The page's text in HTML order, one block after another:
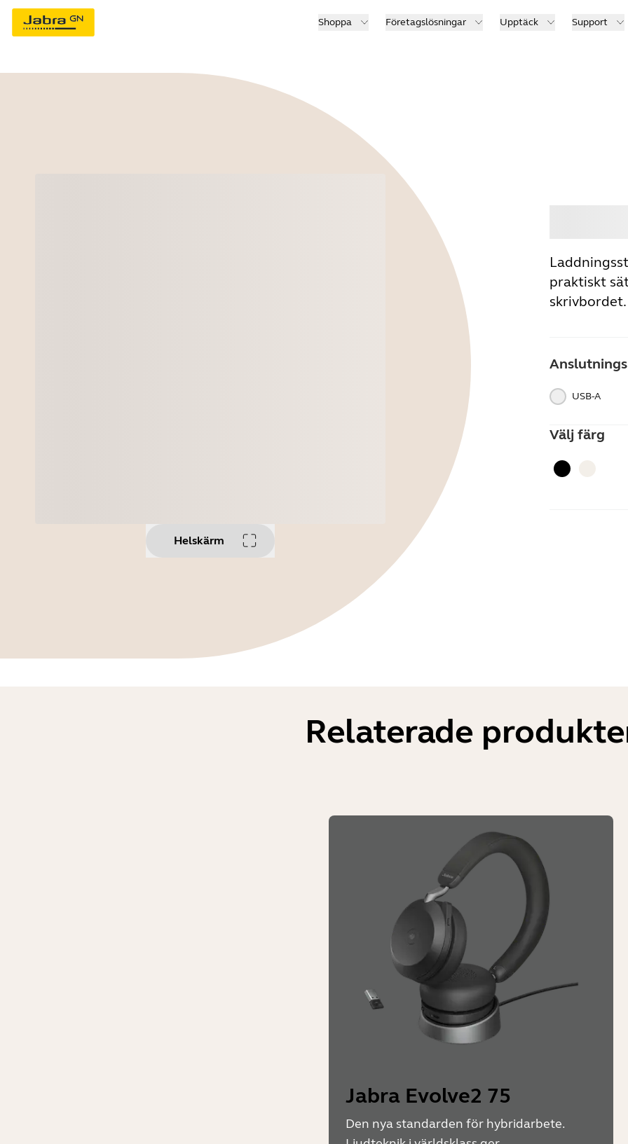
Shoppa Företagslösningar Upptäck Support
Helskärm
praktiskt
skrivbordet.
USB-A
Välj färg
Svart
Relaterade
Jabra Evolve2 75
Den nya standarden för hybridarbete.